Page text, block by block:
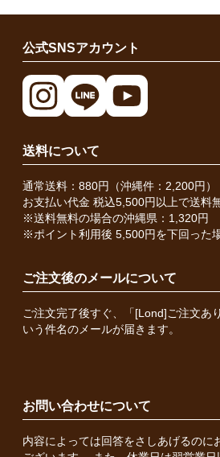
公式SNSアカウント
送料について
通常送料：880円（沖縄件：2,200円）
お支払い代金 税込5,500円以上で送料
※送料無料の場合の沖縄県：1,320円
※ポイント利用後 5,500円を下回った
ご注文後のメールについて
ご注文完了後すぐ、「[Lond]ご注文あ
いう件名のメールが届きます。
お問い合わせについて
内容によっては回答をさしあげるのに